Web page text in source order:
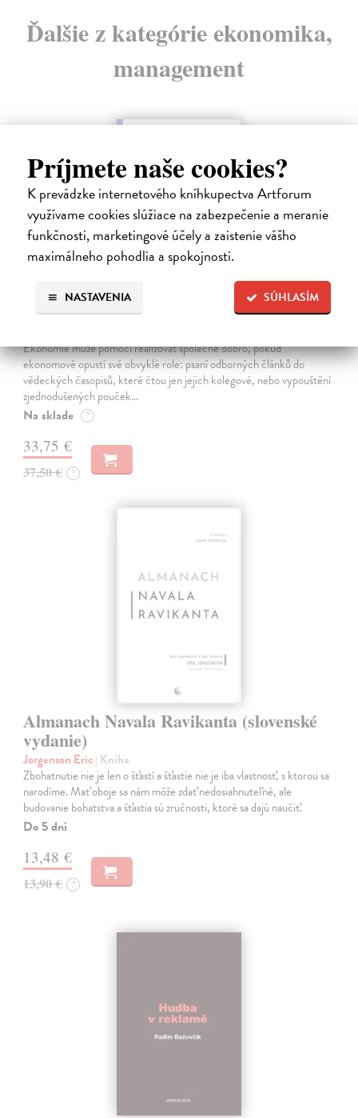
Príjmete naše cookies?
K prevádzke internetového kníhkupectva Artforum
využívame cookies slúžiace na zabezpečenie a meranie
funkčnosti, marketingové účely a zaistenie vášho
maximálneho pohodlia a spokojnosti.
SÚHLASÍM
NASTAVENIA
Ďalšie z kategórie ekonomika,
management
novinka
Ekonomie pro obecné blaho
Ekonomie může pomoci realizovat společné dobro, pokud
ekonomové opustí své obvyklé role: psaní odborných článků do
vědeckých časopisů, které čtou jen jejich kolegové, nebo vypouštění
zjednodušených pouček…
Na sklade ?
33,75 €
37,50 € ?
Almanach Navala Ravikanta (slovenské
vydanie)
Jorgenson Eric| Kniha
Zbohatnutie nie je len o šťastí a šťastie nie je iba vlastnosť, s ktorou sa
narodíme. Mať oboje sa nám môže zdať nedosiahnuteľné, ale
budovanie bohatstva a šťastia sú zručnosti, ktoré sa dajú naučiť.
Do 5 dní
13,48 €
13,90 € ?